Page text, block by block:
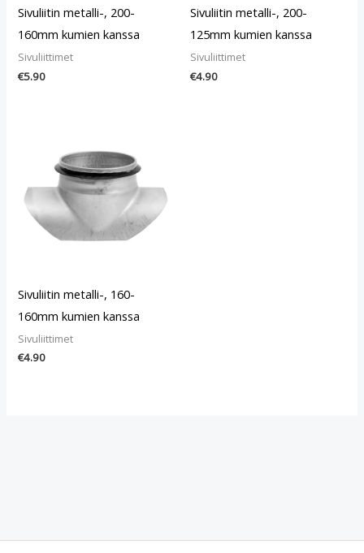
Sivuliitin metalli-, 200-
160mm kumien kanssa
Sivuliittimet
€5.90
Sivuliitin metalli-, 200-
125mm kumien kanssa
Sivuliittimet
€4.90
Sivuliitin metalli-, 160-
160mm kumien kanssa
Sivuliittimet
€4.90